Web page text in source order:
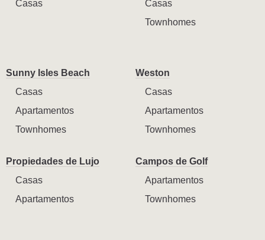
Casas
Casas
Townhomes
Sunny Isles Beach
Casas
Apartamentos
Townhomes
Weston
Casas
Apartamentos
Townhomes
Propiedades de Lujo
Casas
Apartamentos
Campos de Golf
Apartamentos
Townhomes